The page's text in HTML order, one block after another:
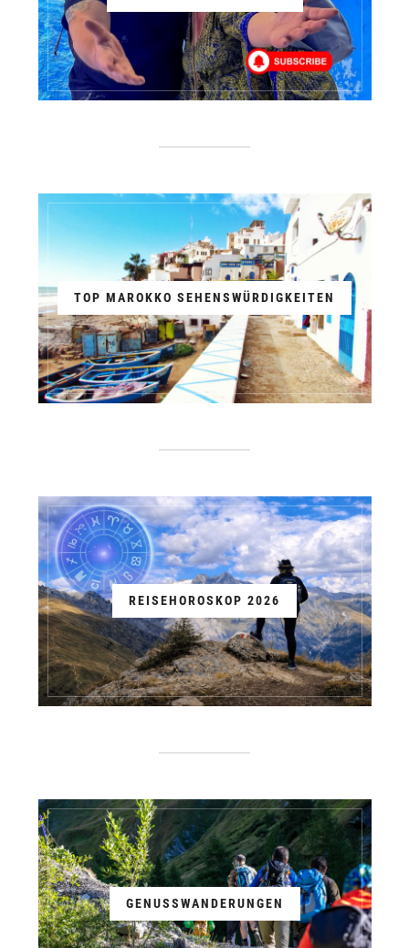
TOP MAROKKO SEHENSWÜRDIGKEITEN
REISEHOROSKOP 2026
GENUSSWANDERUNGEN